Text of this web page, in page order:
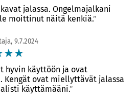
jalassa. Ongelmajalkani
moittinut näitä kenkiä.
9.7.2024
☆☆
hyvin käyttöön ja ovat
Kengät ovat miellyttävät jalassa
käyttämääni.